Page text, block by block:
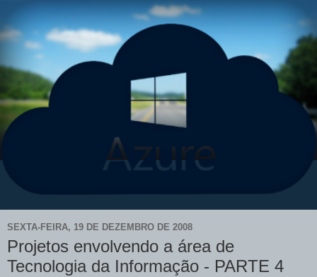
SEXTA-FEIRA, 19 DE DEZEMBRO DE 2008
Projetos envolvendo a área de
Tecnologia da Informação - PARTE 4